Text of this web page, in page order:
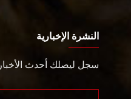
النشرة الإخبارية
سجل ليصلك أحدث الأخبار